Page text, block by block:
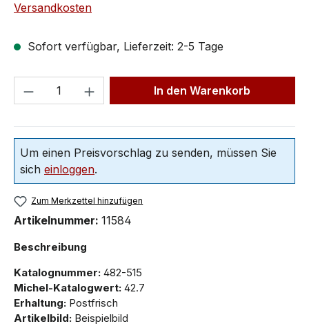
Versandkosten
Sofort verfügbar, Lieferzeit: 2-5 Tage
In den Warenkorb
Um einen Preisvorschlag zu senden, müssen Sie
sich einloggen.
Zum Merkzettel hinzufügen
Artikelnummer: 11584
Beschreibung
Katalognummer: 482-515
Michel-Katalogwert: 42.7
Erhaltung: Postfrisch
Artikelbild: Beispielbild